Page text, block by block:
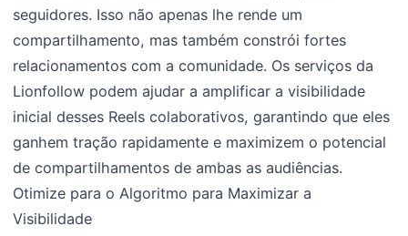
seguidores. Isso não apenas lhe rende um
compartilhamento, mas também constrói fortes
relacionamentos com a comunidade. Os serviços da
Lionfollow podem ajudar a amplificar a visibilidade
inicial desses Reels colaborativos, garantindo que eles
ganhem tração rapidamente e maximizem o potencial
de compartilhamentos de ambas as audiências.
Otimize para o Algoritmo para Maximizar a
Visibilidade